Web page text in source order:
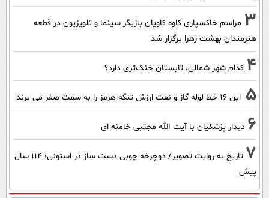
3 مراسم خاکسپاری کاوه کاویان بازیگر سینما و تلویزیون در قطعه
هنرمندان بهشت زهرا برگزار شد
4 کدام شهر شمالی، تابستان خنک‌تری دارد؟
5 این 16 خط لوله گاز و نفت ارزش تنگه هرمز را به سمت صفر می برند
6 دیدار پزشکیان با آیت الله مجتبی خامنه ای
7
تاریخ به روایت تصویر/ دوچرخه چوبی دست ساز در استونی؛ 114 سال
پیش